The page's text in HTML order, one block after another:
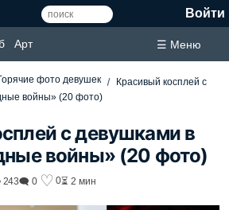
Войти
Арт ☰ Меню
фото девушек
Красивый косплей с
войны» (20 фото)
с девушками в
войны» (20 фото)
243🗨 0 ♡ 0⏳ 2 мин